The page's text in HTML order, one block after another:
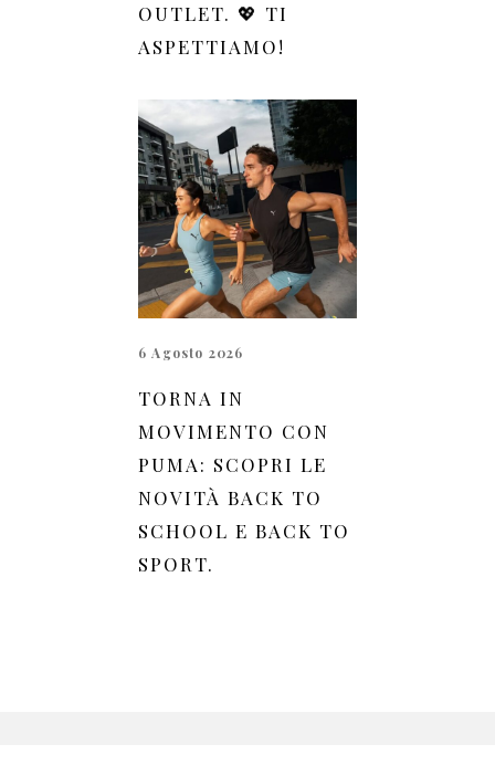
OUTLET. 💖 TI
ASPETTIAMO!
6 Agosto 2026
TORNA IN
MOVIMENTO CON
PUMA: SCOPRI LE
NOVITÀ BACK TO
SCHOOL E BACK TO
SPORT.